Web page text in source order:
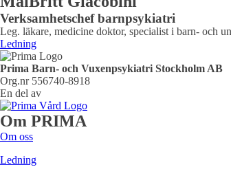
Verksamhetschef barnpsykiatri
Leg. läkare, medicine doktor, specialist i barn- och
Ledning
Prima Barn- och Vuxenpsykiatri Stockholm AB
Org.nr 556740-8918
En del av
Om PRIMA
Om oss
Ledning